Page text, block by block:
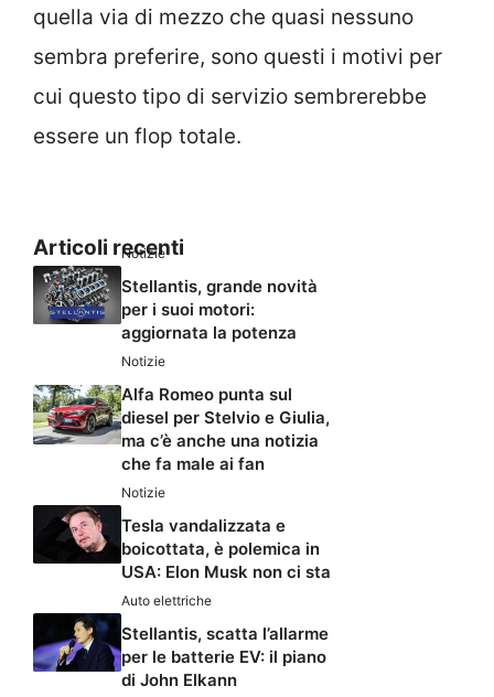
quella via di mezzo che quasi nessuno
sembra preferire, sono questi i motivi per
cui questo tipo di servizio sembrerebbe
essere un flop totale.
Articoli recenti
Notizie
Stellantis, grande novità
per i suoi motori:
aggiornata la potenza
Notizie
Alfa Romeo punta sul
diesel per Stelvio e Giulia,
ma c’è anche una notizia
che fa male ai fan
Notizie
Tesla vandalizzata e
boicottata, è polemica in
USA: Elon Musk non ci sta
Auto elettriche
Stellantis, scatta l’allarme
per le batterie EV: il piano
di John Elkann